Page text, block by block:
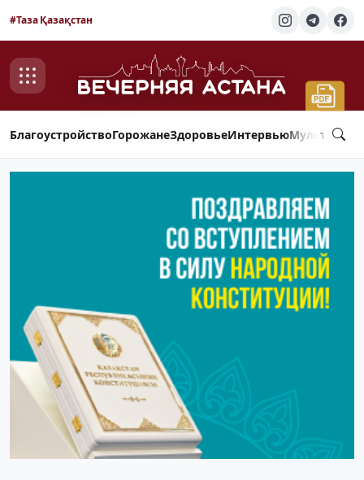
#Таза Қазақстан
БлагоустройствоГорожанеЗдоровьеИнтервью